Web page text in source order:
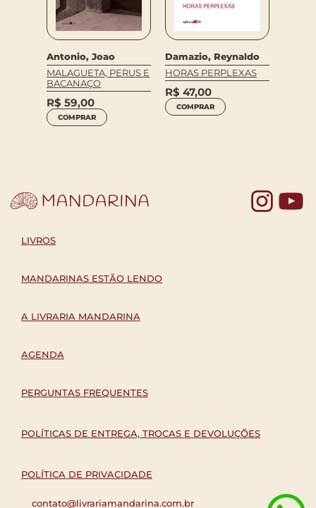
Antonio, Joao
MALAGUETA, PERUS E
BACANAÇO
R$ 59,00
COMPRAR
Damazio, Reynaldo
HORAS PERPLEXAS
R$ 47,00
COMPRAR
LIVROS
MANDARINAS ESTÃO LENDO
A LIVRARIA MANDARINA
AGENDA
PERGUNTAS FREQUENTES
POLÍTICAS DE ENTREGA, TROCAS E DEVOLUÇÕES
POLÍTICA DE PRIVACIDADE
contato@livrariamandarina.com.br